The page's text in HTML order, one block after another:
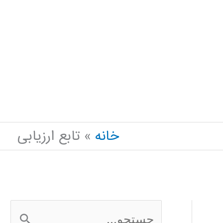
خانه
تابع ارزیابی